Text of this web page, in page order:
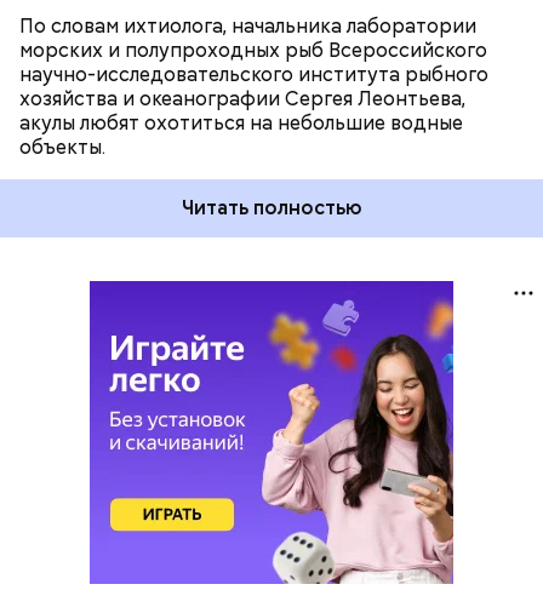
По словам ихтиолога, начальника лаборатории
морских и полупроходных рыб Всероссийского
научно-исследовательского института рыбного
хозяйства и океанографии Сергея Леонтьева,
акулы любят охотиться на небольшие водные
объекты.
Читать полностью